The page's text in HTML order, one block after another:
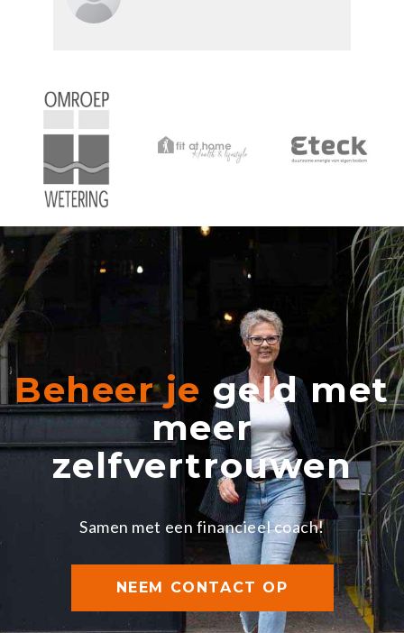
Beheer je geld met
meer
zelfvertrouwen
Samen met een financieel coach!
NEEM CONTACT OP